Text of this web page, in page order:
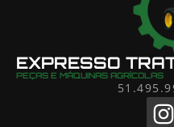
EXPRESSO
PEÇAS E MÁQUINAS AGRÍCOLAS